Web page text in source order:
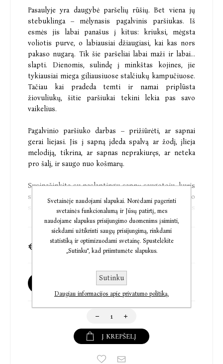
Pasaulyje yra daugybė paršelių rūšių. Bet viena jų
stebuklinga – mėlynasis pagalvinis paršiukas. Iš
esmės jis labai panašus į kitus: kriuksi, mėgsta
voliotis purve, o labiausiai džiaugiasi, kai kas nors
pakaso nugarą. Tik šie paršeliai labai maži ir labai...
slapti. Dienomis, sulindę į minkštas kojines, jie
tykiausiai miega giliausiuose stalčiukų kampučiuose.
Tačiau kai pradeda temti ir namai priplūsta
žiovuliukų, šitie paršiukai tekini lekia pas savo
vaikelius.
Pagalvinio paršiuko darbas – prižiūrėti, ar sapnai
gerai liejasi. Jis į sapną įdeda spalvą ar žodį, įlieja
melodiją, tikrina, ar sapnas neprakiuręs, ar neteka
pro šalį, ir saugo nuo košmarų.
Susipažinkite su paslaptingu sapnų saugotoju, kuris
stengiasi, kad kiekvieno vaiko miegas būtų ramus, o
sapnai – įdomūs, spalvingi ir melodingi. Tiesa, kartais
šis paršelis iškrečia vieną kitą išdaigą.
Eglė Gelažiūtė-Pranevičienė yra leidyklos „Baltos
laimėtoja. „Pagalvinis paršiukas“ – pirmoji autorės
knyga vaikams. E. Gelažiūtė-Pranevičienė aktyviai
kuria muziką suaugusiesiems ir vaikams, yra išleidusi
keturis solinius albumus, koncertuoja. Baigusi
filologijos ir muzikologijos studijas, šiuo metu
studijuoja etnologijos krypties doktorantūroje ir
tyrinėja lietuvių muzikinį folklorą.
Philomena Marmion – iliustratorė, gimusi ir užaugusi
€7,46 €9,10
Į KREPŠELĮ
Svetainėje naudojami slapukai. Norėdami pagerinti
svetainės funkcionalumą ir Jūsų patirtį, mes
naudojame slapukus prisijungimo duomenims įsiminti,
siekdami užtikrinti saugų prisijungimą, rinkdami
statistiką ir optimizuodami svetainę. Spustelėkite
„Sutinku“, kad priimtumėte slapukus.
Sutinku
Daugiau informacijos apie privatumo politiką.